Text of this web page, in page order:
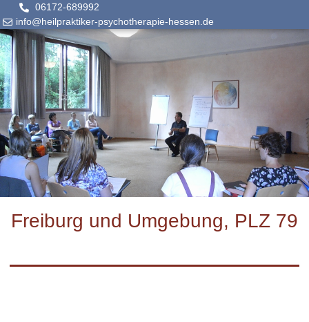
06172-689992
info@heilpraktiker-psychotherapie-hessen.de
Freiburg und Umgebung, PLZ 79